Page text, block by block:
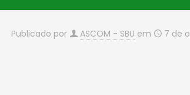
Publicado por ASCOM - SBU em 7 de